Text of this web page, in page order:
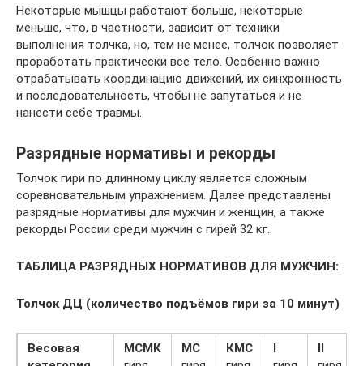
Некоторые мышцы работают больше, некоторые
меньше, что, в частности, зависит от техники
выполнения толчка, но, тем не менее, толчок позволяет
проработать практически все тело. Особенно важно
отрабатывать координацию движений, их синхронность
и последовательность, чтобы не запутаться и не
нанести себе травмы.
Разрядные нормативы и рекорды
Толчок гири по длинному циклу является сложным
соревновательным упражнением. Далее представлены
разрядные нормативы для мужчин и женщин, а также
рекорды России среди мужчин с гирей 32 кг.
ТАБЛИЦА РАЗРЯДНЫХ НОРМАТИВОВ ДЛЯ МУЖЧИН:
Толчок ДЦ (количество подъёмов гири за 10 минут)
Весовая
МСМК
МС
КМС
I
II